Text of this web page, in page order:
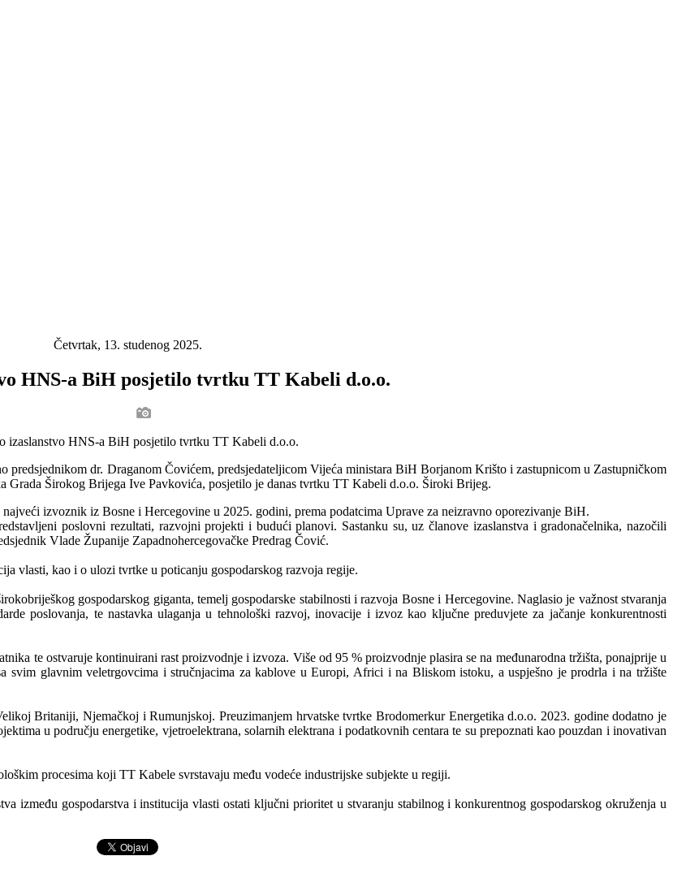
Četvrtak, 13. studenog 2025.
HNS-a BiH posjetilo tvrtku TT Kabeli d.o.o.
predsjednikom dr. Draganom Čovićem, predsjedateljicom Vijeća ministara BiH Borjanom Krišto i zastupnicom u Zastupničkom
Širokog Brijega Ive Pavkovića, posjetilo je danas tvrtku TT Kabeli d.o.o. Široki Brijeg.
izvoznik iz Bosne i Hercegovine u 2025. godini, prema podatcima Uprave za neizravno oporezivanje BiH.
poslovni rezultati, razvojni projekti i budući planovi. Sastanku su, uz članove izaslanstva i gradonačelnika, nazočili
Vlade Županije Zapadnohercegovačke Predrag Čović.
vlasti, kao i o ulozi tvrtke u poticanju gospodarskog razvoja regije.
gospodarskog giganta, temelj gospodarske stabilnosti i razvoja Bosne i Hercegovine. Naglasio je važnost stvaranja
poslovanja, te nastavka ulaganja u tehnološki razvoj, inovacije i izvoz kao ključne preduvjete za jačanje konkurentnosti
te ostvaruje kontinuirani rast proizvodnje i izvoza. Više od 95 % proizvodnje plasira se na međunarodna tržišta, ponajprije u
svim glavnim veletrgovcima i stručnjacima za kablove u Europi, Africi i na Bliskom istoku, a uspješno je prodrla i na tržište
Britaniji, Njemačkoj i Rumunjskoj. Preuzimanjem hrvatske tvrtke Brodomerkur Energetika d.o.o. 2023. godine dodatno je
u području energetike, vjetroelektrana, solarnih elektrana i podatkovnih centara te su prepoznati kao pouzdan i inovativan
procesima koji TT Kabele svrstavaju među vodeće industrijske subjekte u regiji.
između gospodarstva i institucija vlasti ostati ključni prioritet u stvaranju stabilnog i konkurentnog gospodarskog okruženja u